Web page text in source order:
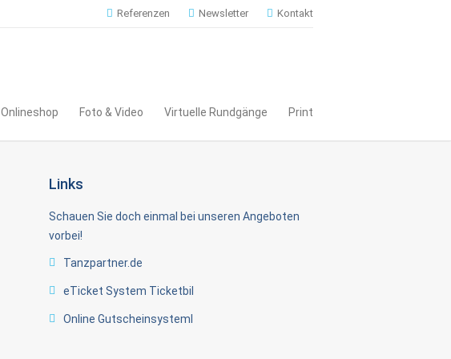
Referenzen Newsletter Kontakt
Onlineshop Foto & Video Virtuelle Rundgänge Print
Links
Schauen Sie doch einmal bei unseren Angeboten
vorbei!
Tanzpartner.de
eTicket System Ticketbil
Online Gutscheinsysteml